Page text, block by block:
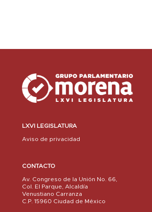
LXVI LEGISLATURA
Aviso de privacidad
CONTACTO
Av. Congreso de la Unión No. 66,
Col. El Parque, Alcaldía
Venustiano Carranza
C.P. 15960 Ciudad de México